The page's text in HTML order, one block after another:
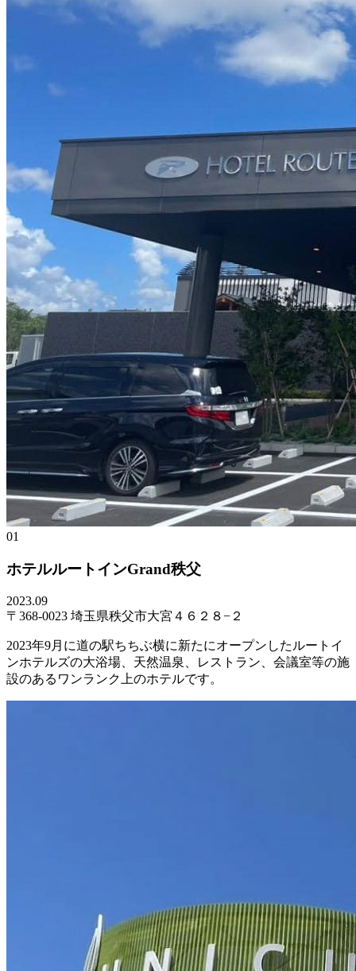
01
ホテルルートインGrand秩父
2023.09
〒368-0023 埼玉県秩父市大宮４６２８−２
2023年9月に道の駅ちちぶ横に新たにオープンしたルートイ
ンホテルズの大浴場、天然温泉、レストラン、会議室等の施
設のあるワンランク上のホテルです。